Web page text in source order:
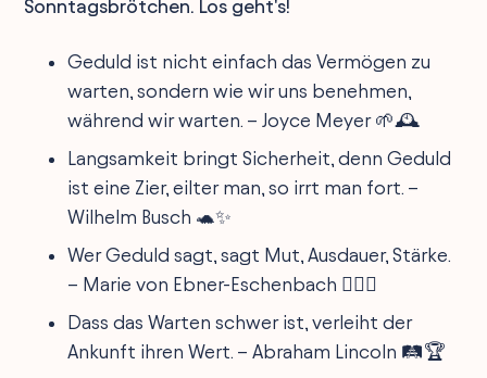
Sonntagsbrötchen. Los geht's!
Geduld ist nicht einfach das Vermögen zu
warten, sondern wie wir uns benehmen,
während wir warten. – Joyce Meyer 🌱🕰️
Langsamkeit bringt Sicherheit, denn Geduld
ist eine Zier, eilter man, so irrt man fort. –
Wilhelm Busch 🐢✨
Wer Geduld sagt, sagt Mut, Ausdauer, Stärke.
– Marie von Ebner-Eschenbach 🏋️‍♀️🌟
Dass das Warten schwer ist, verleiht der
Ankunft ihren Wert. – Abraham Lincoln 🛤️🏆